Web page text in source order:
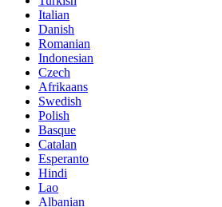
Italian
Danish
Romanian
Indonesian
Czech
Afrikaans
Swedish
Polish
Basque
Catalan
Esperanto
Hindi
Lao
Albanian